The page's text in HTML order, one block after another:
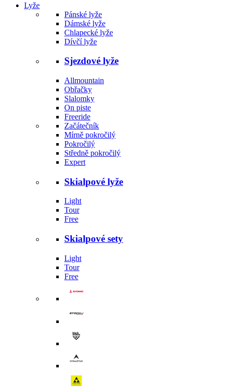
Lyže
Pánské lyže
Dámské lyže
Chlapecké lyže
Dívčí lyže
Sjezdové lyže
Allmountain
Obřačky
Slalomky
On piste
Freeride
Začátečník
Mírně pokročilý
Pokročilý
Středně pokročilý
Expert
Skialpové lyže
Light
Tour
Free
Skialpové sety
Light
Tour
Free